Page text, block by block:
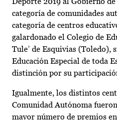
categoría de comunidades
categoría de centros
galardonado el Colegio de
Tule’ de Esquivias (Toledo),
Educación Especial de toda
distinción por su
Igualmente, los distintos
Comunidad Autónoma
mayor número de premios